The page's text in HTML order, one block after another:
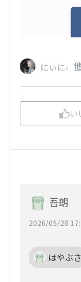
にぃに、
い
吾朗
2026/05/28
はやぶさ